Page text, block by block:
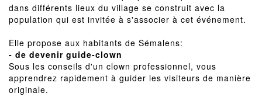
dans différents lieux du village se construit avec la
population qui est invitée à s'associer à cet événement.
Elle propose aux habitants de Sémalens:
- de devenir guide-clown
Sous les conseils d'un clown professionnel, vous
apprendrez rapidement à guider les visiteurs de manière
originale.